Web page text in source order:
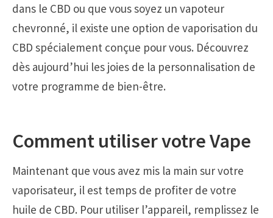
dans le CBD ou que vous soyez un vapoteur
chevronné, il existe une option de vaporisation du
CBD spécialement conçue pour vous. Découvrez
dès aujourd’hui les joies de la personnalisation de
votre programme de bien-être.
Comment utiliser votre Vape
Maintenant que vous avez mis la main sur votre
vaporisateur, il est temps de profiter de votre
huile de CBD. Pour utiliser l’appareil, remplissez le